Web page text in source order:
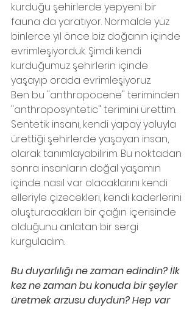
kurduğu şehirlerde yepyeni bir
fauna da yaratıyor. Normalde yüz
binlerce yıl önce biz doğanın içinde
evrimleşiyorduk. Şimdi kendi
kurduğumuz şehirlerin içinde
yaşayıp orada evrimleşiyoruz.
Ben bu "anthropocene" teriminden
"anthroposyntetic" terimini ürettim.
Sentetik insanı, kendi yapay yoluyla
ürettiği şehirlerde yaşayan insan,
olarak tanımlayabilirim. Bu noktadan
sonra insanların doğal yaşamın
içinde nasıl var olacaklarını kendi
elleriyle çizecekleri, kendi kaderlerini
oluşturacakları bir çağın içerisinde
olduğunu anlatan bir sergi
kurguladım.
Bu duyarlılığı ne zaman edindin? İlk
kez ne zaman bu konuda bir şeyler
üretmek arzusu duydun? Hep var